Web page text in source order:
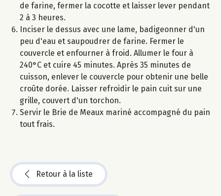
de farine, fermer la cocotte et laisser lever pendant
2 à 3 heures.
Inciser le dessus avec une lame, badigeonner d'un
peu d'eau et saupoudrer de farine. Fermer le
couvercle et enfourner à froid. Allumer le four à
240°C et cuire 45 minutes. Après 35 minutes de
cuisson, enlever le couvercle pour obtenir une belle
croûte dorée. Laisser refroidir le pain cuit sur une
grille, couvert d'un torchon.
Servir le Brie de Meaux mariné accompagné du pain
tout frais.
Retour à la liste